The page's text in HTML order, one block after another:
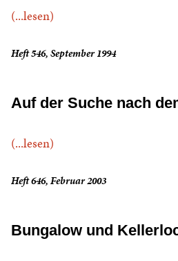
(...lesen)
Heft 546, September 1994
Auf der Suche nach
(...lesen)
Heft 646, Februar 2003
Bungalow und